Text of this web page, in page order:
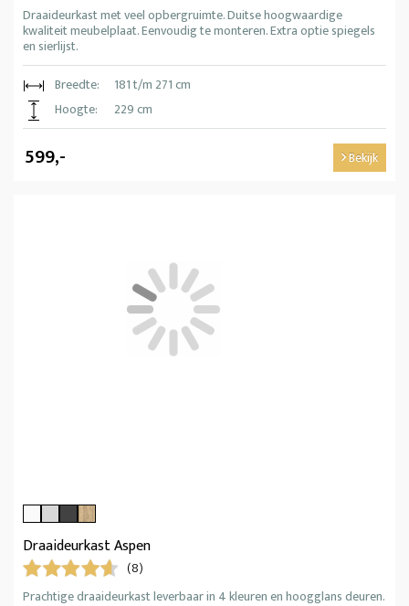
Draaideurkast met veel opbergruimte. Duitse hoogwaardige
kwaliteit meubelplaat. Eenvoudig te monteren. Extra optie spiegels
en sierlijst.
Breedte:
181 t/m 271 cm
Hoogte:
229 cm
599,- Bekijk
Draaideurkast Aspen
(8)
Prachtige draaideurkast leverbaar in 4 kleuren en hoogglans deuren.